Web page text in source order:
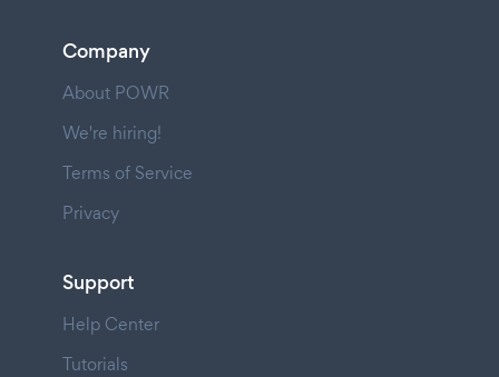
Company
About POWR
We're hiring!
Terms of Service
Privacy
Support
Help Center
Tutorials